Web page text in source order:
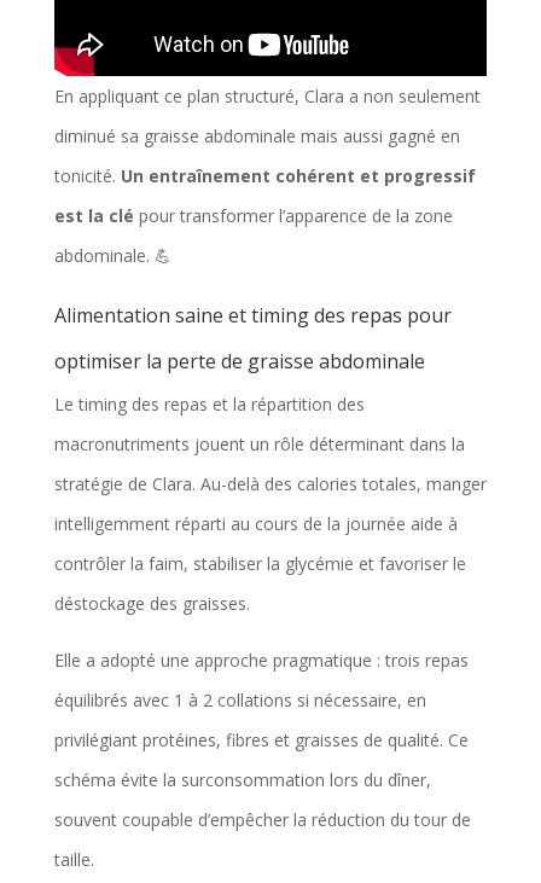
En appliquant ce plan structuré, Clara a non seulement
diminué sa graisse abdominale mais aussi gagné en
tonicité. Un entraînement cohérent et progressif
est la clé pour transformer l’apparence de la zone
abdominale. 💪
Alimentation saine et timing des repas pour
optimiser la perte de graisse abdominale
Le timing des repas et la répartition des
macronutriments jouent un rôle déterminant dans la
stratégie de Clara. Au-delà des calories totales, manger
intelligemment réparti au cours de la journée aide à
contrôler la faim, stabiliser la glycémie et favoriser le
déstockage des graisses.
Elle a adopté une approche pragmatique : trois repas
équilibrés avec 1 à 2 collations si nécessaire, en
privilégiant protéines, fibres et graisses de qualité. Ce
schéma évite la surconsommation lors du dîner,
souvent coupable d’empêcher la réduction du tour de
taille.